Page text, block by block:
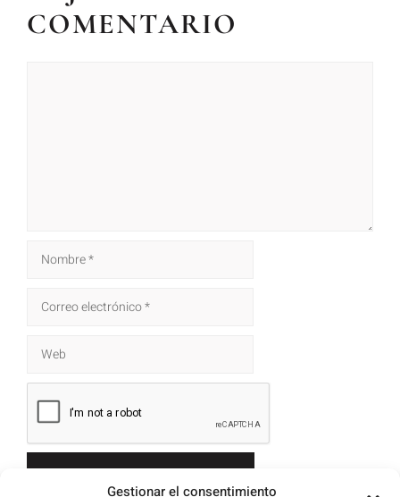
Gestionar el consentimiento
COMENTARIO